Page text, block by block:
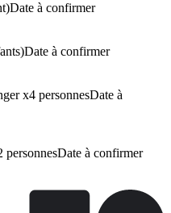
Date à confirmer
Date à confirmer
x4 personnesDate à
personnesDate à confirmer